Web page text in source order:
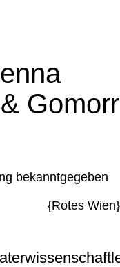
bekanntgegeben
{Rotes Wien}